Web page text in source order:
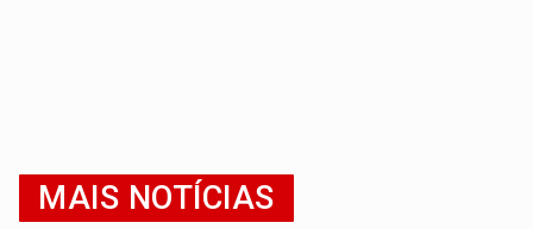
MAIS NOTÍCIAS